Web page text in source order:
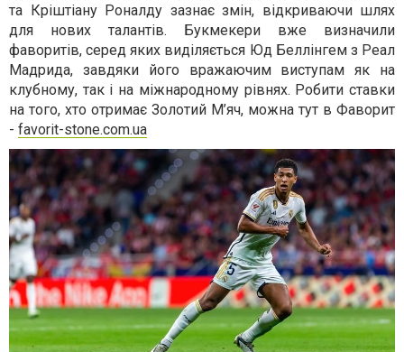
та Кріштіану Роналду зазнає змін, відкриваючи шлях
для нових талантів. Букмекери вже визначили
фаворитів, серед яких виділяється Юд Беллінгем з Реал
Мадрида, завдяки його вражаючим виступам як на
клубному, так і на міжнародному рівнях. Робити ставки
на того, хто отримає Золотий М’яч, можна тут в Фаворит
- favorit-stone.com.ua